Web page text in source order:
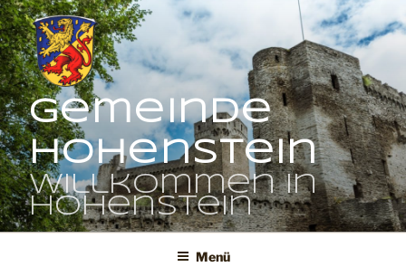
Zum
Inhalt
springen
Gemeinde
Hohenstein
Willkommen in
Hohenstein
Menü